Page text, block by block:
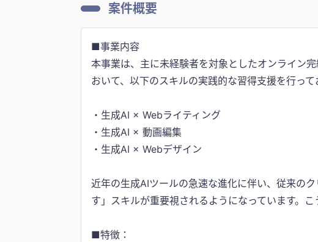
案件概要
■事業内容
本事業は、主に未経験者を対象としたオンライン
おいて、以下のスキルの実践的な習得支援を行って
・生成AI × Webライティング
・生成AI × 動画編集
・生成AI × Webデザイン
近年の生成AIツールの急速な進化に伴い、従来の
す」スキルが重要視されるようになっています。
■特徴：